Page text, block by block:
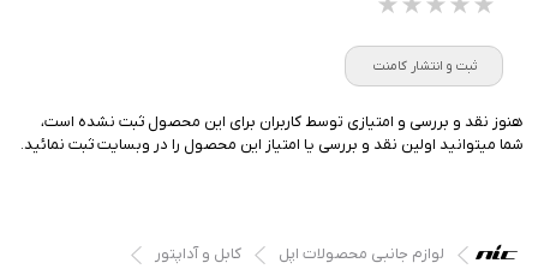
★★★★★
★★★★★
★★★★★
ثبت و انتشار کامنت
هنوز نقد و بررسی و امتیازی توسط کاربران برای این محصول ثبت نشده است،
شما میتوانید اولین نقد و بررسی یا امتیاز این محصول را در وبسایت ثبت نمائید.
لوازم جانبی محصولات اپل کابل و آداپتور